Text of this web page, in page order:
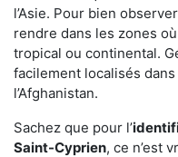
l’Asie. Pour bien
rendre dans les zones
tropical ou continental.
facilement localisés
l’Afghanistan.
Sachez que pour l’
Saint-Cyprien, ce n’est